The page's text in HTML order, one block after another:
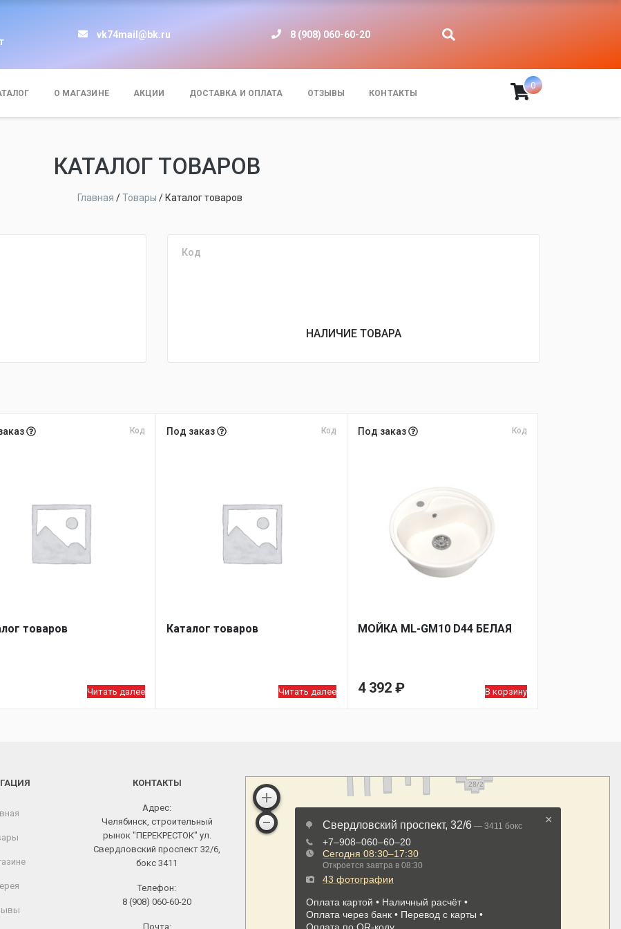
vk74mail@bk.ru 8 (908) 060-60-20
О МАГАЗИНЕ АКЦИИ ДОСТАВКА И ОПЛАТА ОТЗЫВЫ КОНТАКТЫ
0
КАТАЛОГ ТОВАРОВ
Главная /Товары / Каталог товаров
Код
НАЛИЧИЕ ТОВАРА
Код
товаров
Читать далее
Под заказ Код
Каталог товаров
Читать далее
Под заказ Код
МОЙКA ML-GM10 D44 БЕЛАЯ
4 392 ₽ В корзину
КОНТАКТЫ
Адрес:
Челябинск, строительный
рынок "ПЕРЕКРЕСТОК" ул.
Свердловский проспект 32/6,
бокс 3411
Телефон:
8 (908) 060-60-20
Почта: